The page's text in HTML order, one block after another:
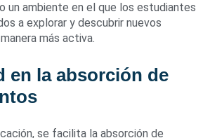
un ambiente en el que los estudiantes
a explorar y descubrir nuevos
más activa.
en la absorción de
se facilita la absorción de